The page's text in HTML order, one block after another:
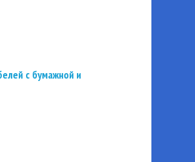
с бумажной и